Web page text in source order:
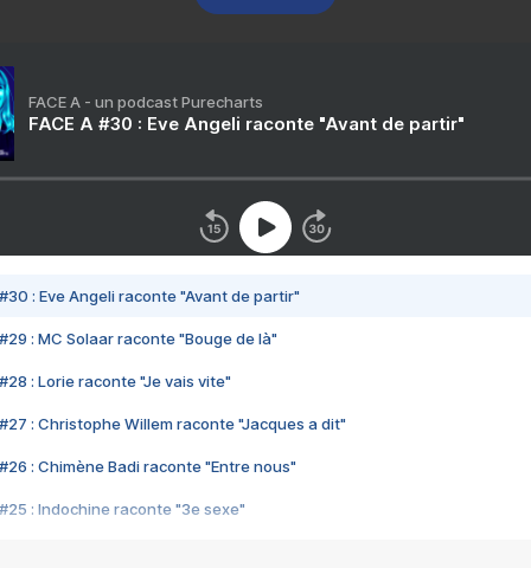
FACE A - un podcast Purecharts
FACE A #30 : Eve Angeli raconte "Avant de partir"
#30 : Eve Angeli raconte "Avant de partir"
#29 : MC Solaar raconte "Bouge de là"
#28 : Lorie raconte "Je vais vite"
#27 : Christophe Willem raconte "Jacques a dit"
#26 : Chimène Badi raconte "Entre nous"
#25 : Indochine raconte "3e sexe"